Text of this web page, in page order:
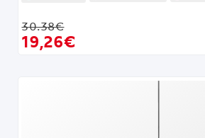
30.38€
19,26€